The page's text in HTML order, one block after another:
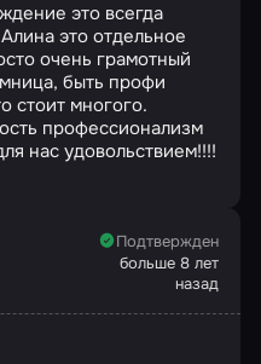
это всегда
это отдельное
очень грамотный
быть профи
стоит многого.
профессионализм
нас удовольствием!!!!
Подтвержден
больше 8 лет
назад